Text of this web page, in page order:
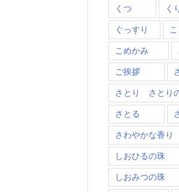
くつ く
ぐっすり
こめかみ
ご挨拶
さとり さとり
さとる
さわやかな香り
しおひるの珠
しおみつの珠